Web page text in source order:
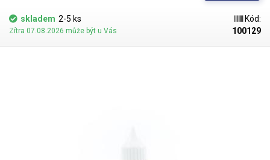
skladem 2-5 ks
Zítra 07.08.2026 může být u Vás
Kód:
100129